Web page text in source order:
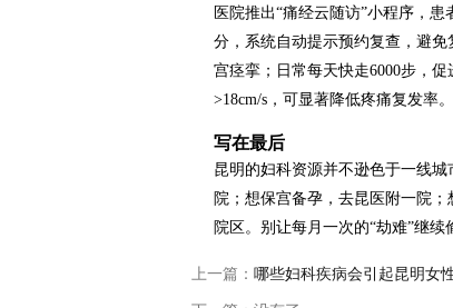
医院推出“痛经云随访”小程序，
分，系统自动提示预约复查，避
宫痉挛；日常每天快走6000步，
>18cm/s，可显著降低疼痛复发率。
写在最后
昆明的妇科资源并不逊色于一线
院；想保宫备孕，去昆医附一院
院区。别让每月一次的“劫难”继
上一篇： 哪些妇科疾病会引起昆明女